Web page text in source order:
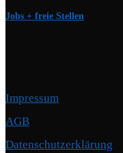
Jobs + freie Stellen
Impressum
AGB
Datenschutzerklärung